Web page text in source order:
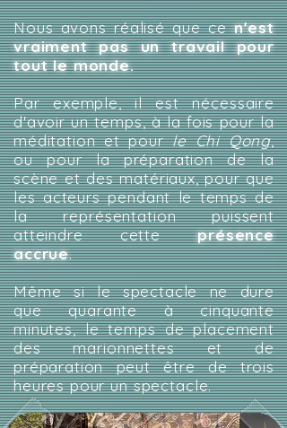
Nous avons réalisé que cen'est
vraiment pas un travail pour
tout le monde.
Par exemple, il est nécessaire
d'avoir un temps, à la fois pour la
méditation et pourle Chi Qong,
ou pour la préparation de la
scène et des matériaux, pour que
les acteurs pendant le temps de
la représentation puissent
atteindre cetteprésence
accrue.
Même si le spectacle ne dure
que quarante à cinquante
minutes, le temps de placement
des marionnettes et de
préparation peut être de trois
heures pour un spectacle.